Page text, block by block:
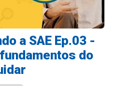
a SAE Ep.03 -
do